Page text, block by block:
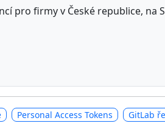
pro firmy v České republice, na
Personal Access Tokens GitLab